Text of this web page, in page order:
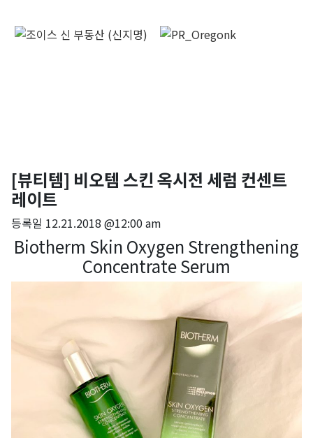
[뷰티템] 비오템 스킨 옥시전 세럼 컨센트
레이트
등록일 12.21.2018 @12:00 am
Biotherm Skin Oxygen Strengthening
Concentrate Serum